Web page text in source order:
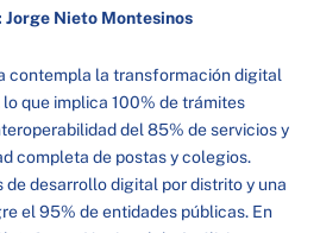
Nieto Montesinos
contempla la transformación digital
lo que implica 100% de trámites
del 85% de servicios y
completa de postas y colegios.
de desarrollo digital por distrito y una
el 95% de entidades públicas. En